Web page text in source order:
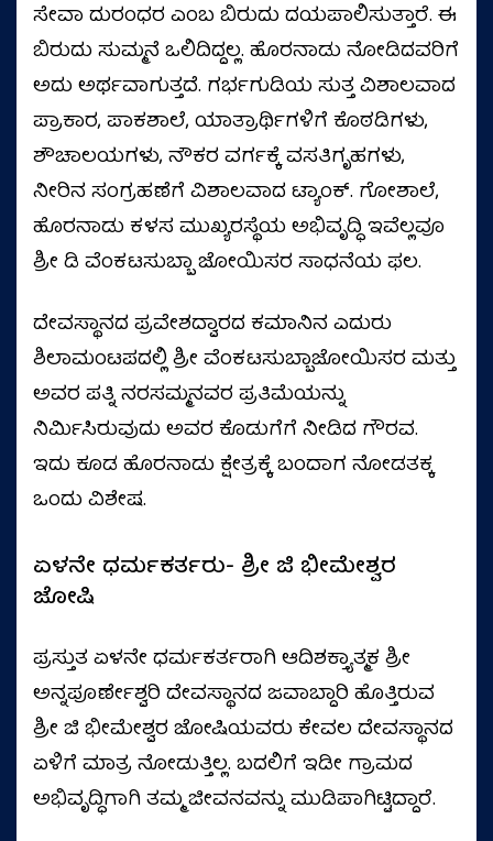
ಸೇವಾ ದುರಂಧರ ಎಂಬ ಬಿರುದು ದಯಪಾಲಿಸುತ್ತಾರೆ. ಈ
ಬಿರುದು ಸುಮ್ಮನೆ ಒಲಿದಿದ್ದಲ್ಲ. ಹೊರನಾಡು ನೋಡಿದವರಿಗೆ
ಅದು ಅರ್ಥವಾಗುತ್ತದೆ. ಗರ್ಭಗುಡಿಯ ಸುತ್ತ ವಿಶಾಲವಾದ
ಪ್ರಾಕಾರ, ಪಾಕಶಾಲೆ, ಯಾತ್ರಾರ್ಥಿಗಳಿಗೆ ಕೊಠಡಿಗಳು,
ಶೌಚಾಲಯಗಳು, ನೌಕರ ವರ್ಗಕ್ಕೆ ವಸತಿಗೃಹಗಳು,
ನೀರಿನ ಸಂಗ್ರಹಣೆಗೆ ವಿಶಾಲವಾದ ಟ್ಯಾಂಕ್. ಗೋಶಾಲೆ,
ಹೊರನಾಡು ಕಳಸ ಮುಖ್ಯರಸ್ಥೆಯ ಅಭಿವೃದ್ಧಿ ಇವೆಲ್ಲವೂ
ಶ್ರೀ ಡಿ ವೆಂಕಟಸುಬ್ಬಾ ಜೋಯಿಸರ ಸಾಧನೆಯ ಫಲ.
ದೇವಸ್ಥಾನದ ಪ್ರವೇಶದ್ವಾರದ ಕಮಾನಿನ ಎದುರು
ಶಿಲಾಮಂಟಪದಲ್ಲಿ ಶ್ರೀ ವೆಂಕಟಸುಬ್ಬಾಜೋಯಿಸರ ಮತ್ತು
ಅವರ ಪತ್ನಿ ನರಸಮ್ಮನವರ ಪ್ರತಿಮೆಯನ್ನು
ನಿರ್ಮಿಸಿರುವುದು ಅವರ ಕೊಡುಗೆಗೆ ನೀಡಿದ ಗೌರವ.
ಇದು ಕೂಡ ಹೊರನಾಡು ಕ್ಷೇತ್ರಕ್ಕೆ ಬಂದಾಗ ನೋಡತಕ್ಕ
ಒಂದು ವಿಶೇಷ.
ಏಳನೇ ಧರ್ಮಕರ್ತರು- ಶ್ರೀ ಜಿ ಭೀಮೇಶ್ವರ
ಜೋಷಿ
ಪ್ರಸ್ತುತ ಏಳನೇ ಧರ್ಮಕರ್ತರಾಗಿ ಆದಿಶಕ್ತ್ಯಾತ್ಮಕ ಶ್ರೀ
ಅನ್ನಪೂರ್ಣೇಶ್ವರಿ ದೇವಸ್ಥಾನದ ಜವಾಬ್ದಾರಿ ಹೊತ್ತಿರುವ
ಶ್ರೀ ಜಿ ಭೀಮೇಶ್ವರ ಜೋಷಿಯವರು ಕೇವಲ ದೇವಸ್ಥಾನದ
ಏಳಿಗೆ ಮಾತ್ರ ನೋಡುತ್ತಿಲ್ಲ. ಬದಲಿಗೆ ಇಡೀ ಗ್ರಾಮದ
ಅಭಿವೃದ್ಧಿಗಾಗಿ ತಮ್ಮ ಜೀವನವನ್ನು ಮುಡಿಪಾಗಿಟ್ಟಿದ್ದಾರೆ.